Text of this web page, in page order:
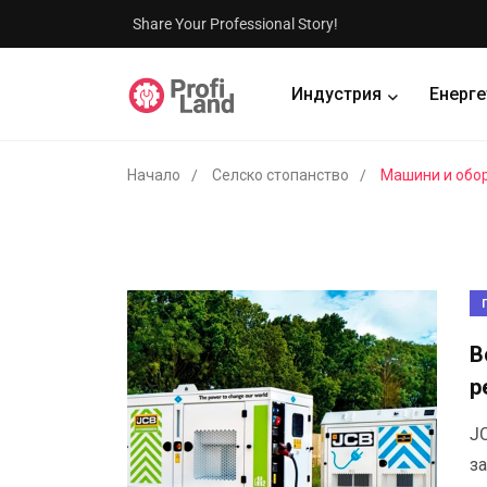
Share Your Professional Story!
Индустрия
Начало Селско стопанство Машини и